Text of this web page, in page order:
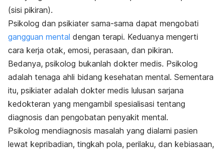
(sisi pikiran).
Psikolog dan psikiater sama-sama dapat mengobati
gangguan mental dengan terapi. Keduanya mengerti
cara kerja otak, emosi, perasaan, dan pikiran.
Bedanya, psikolog bukanlah dokter medis. Psikolog
adalah tenaga ahli bidang kesehatan mental. Sementara
itu, psikiater adalah dokter medis lulusan sarjana
kedokteran yang mengambil spesialisasi tentang
diagnosis dan pengobatan penyakit mental.
Psikolog mendiagnosis masalah yang dialami pasien
lewat kepribadian, tingkah pola, perilaku, dan kebiasaan,